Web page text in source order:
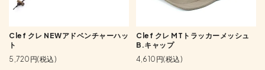
Clef クレ NEWアドベンチャーハッ
ト
5,720円(税込)
Clef クレ MTトラッカーメッシュ
B.キャップ
4,610円(税込)